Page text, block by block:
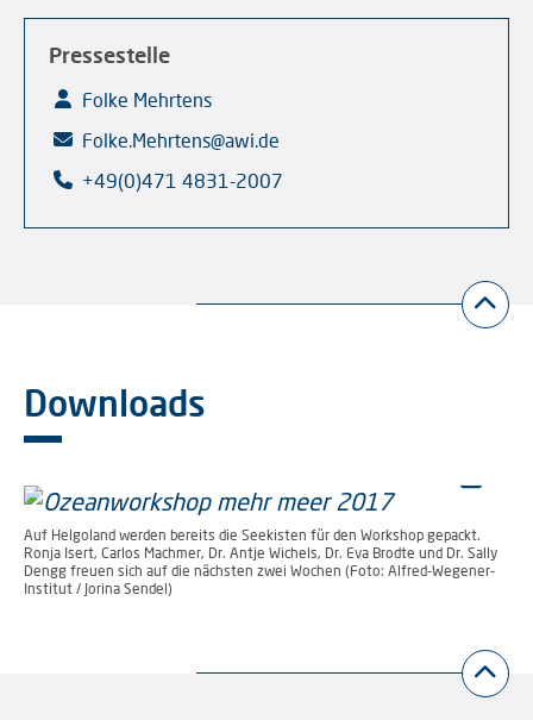
Pressestelle
Folke Mehrtens
Folke.Mehrtens@awi.de
+49(0)471 4831-2007
Downloads
Auf Helgoland werden bereits die Seekisten für den Workshop gepackt.
Ronja Isert, Carlos Machmer, Dr. Antje Wichels, Dr. Eva Brodte und Dr. Sally
Dengg freuen sich auf die nächsten zwei Wochen (Foto: Alfred-Wegener-
Institut / Jorina Sendel)